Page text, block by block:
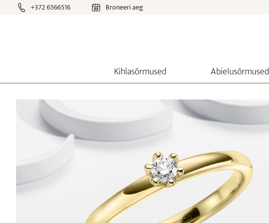
+372 6566516 Broneeri aeg
Kihlasõrmused Abielusõrmused